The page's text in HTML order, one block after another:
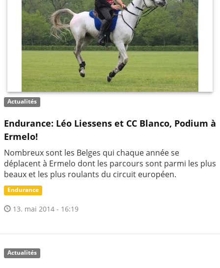
Actualités
Endurance: Léo Liessens et CC Blanco, Podium à
Ermelo!
Nombreux sont les Belges qui chaque année se
déplacent à Ermelo dont les parcours sont parmi les plus
beaux et les plus roulants du circuit européen.
Endurance
13. mai 2014 - 16:19
Actualités